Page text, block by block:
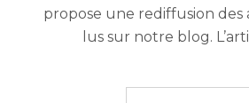
propose une rediffusion des
lus sur notre blog.